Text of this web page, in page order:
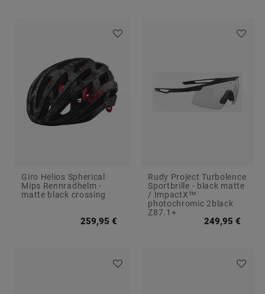
Giro Helios Spherical
Mips Rennradhelm -
matte black crossing
259,95 €
Rudy Project Turbolence
Sportbrille - black matte
/ ImpactX™
photochromic 2black
Z87.1+
249,95 €